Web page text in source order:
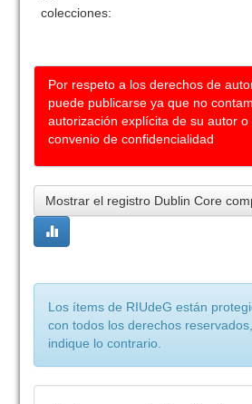
colecciones:
Por respeto a los derechos de
puede publicarse ya que no
autorización explícita de su autor
convenio de confidencialidad
Mostrar el registro Dublin Core
Los ítems de RIUdeG están
con todos los derechos
indique lo contrario.